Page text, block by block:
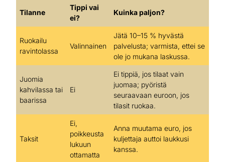
Tilanne
Tippi vai
ei?
Kuinka paljon?
Ruokailu
ravintolassa
Valinnainen
Jätä 10–15 % hyvästä
palvelusta; varmista, ettei se
ole jo mukana laskussa.
Juomia
kahvilassa tai
baarissa
Ei
Ei tippiä, jos tilaat vain
juomaa; pyöristä
seuraavaan euroon, jos
tilasit ruokaa.
Taksit
Ei,
poikkeusta
lukuun
ottamatta
Anna muutama euro, jos
kuljettaja auttoi laukkusi
kanssa.